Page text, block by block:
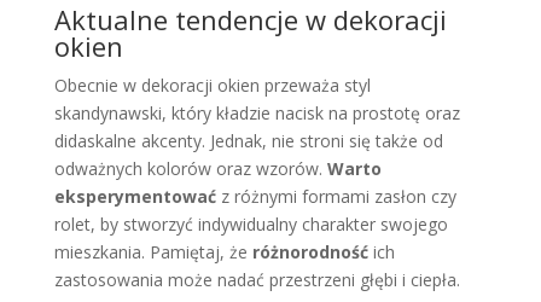
Aktualne tendencje w dekoracji
okien
Obecnie w dekoracji okien przeważa styl
skandynawski, który kładzie nacisk na prostotę oraz
didaskalne akcenty. Jednak, nie stroni się także od
odważnych kolorów oraz wzorów. Warto
eksperymentowaćz różnymi formami zasłon czy
rolet, by stworzyć indywidualny charakter swojego
mieszkania. Pamiętaj, że różnorodnośćich
zastosowania może nadać przestrzeni głębi i ciepła.